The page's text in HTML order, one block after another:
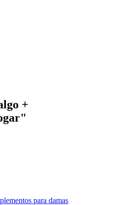
+
para damas